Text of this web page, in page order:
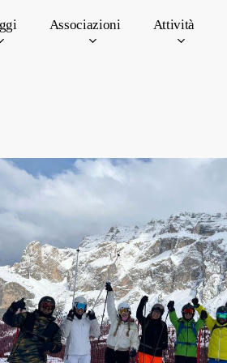
Associazioni Attività